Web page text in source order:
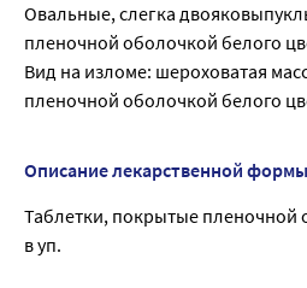
Овальные, слегка
пленочной оболочкой белого
Вид на изломе: шероховатая
пленочной оболочкой белого
Описание лекарственной формы
Таблетки, покрытые пленочной
в уп.